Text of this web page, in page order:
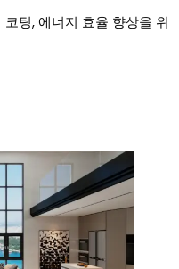
팅, 에너지 효율 향상을 위